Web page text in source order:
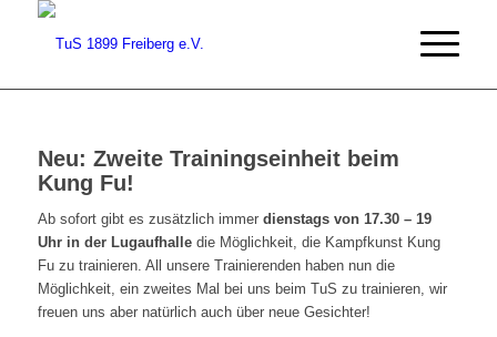
Neu: Zweite Trainingseinheit beim
Kung Fu!
Ab sofort gibt es zusätzlich immer dienstags von 17.30 – 19
Uhr in der Lugaufhalledie Möglichkeit, die Kampfkunst Kung
Fu zu trainieren. All unsere Trainierenden haben nun die
Möglichkeit, ein zweites Mal bei uns beim TuS zu trainieren, wir
freuen uns aber natürlich auch über neue Gesichter!